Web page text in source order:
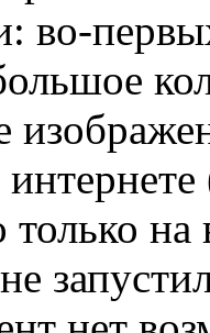
во-
только